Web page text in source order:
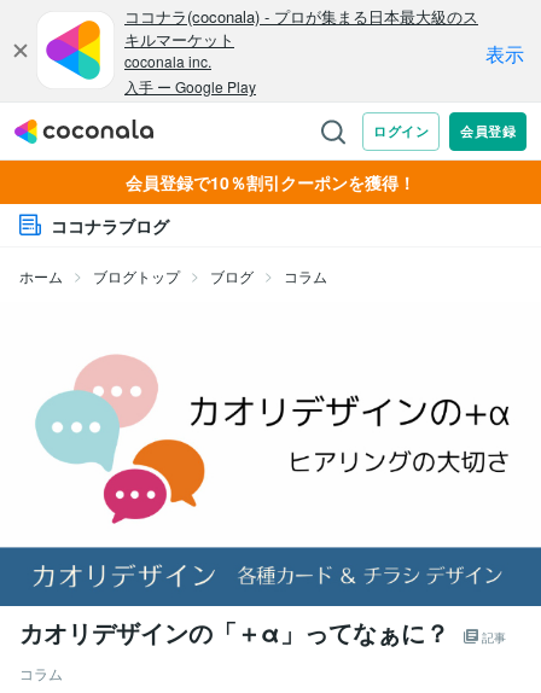
会員登録で10％割引クーポンを獲得！
ココナラブログ
ホーム ブログトップ ブログ コラム
カオリデザインの「＋α」ってなぁに？ 記事
コラム